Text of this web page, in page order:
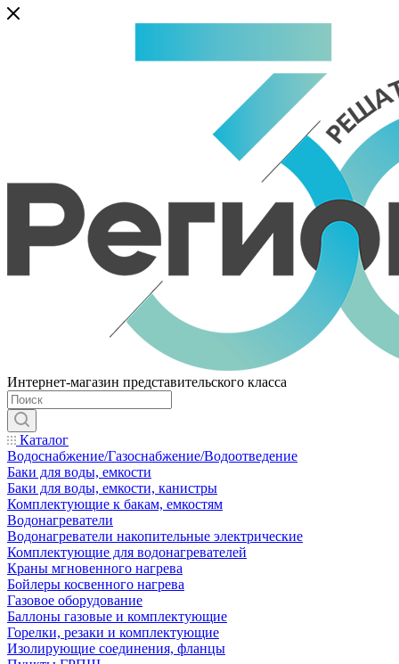
Интернет-магазин представительского класса
Каталог
Водоснабжение/Газоснабжение/Водоотведение
Баки для воды, емкости
Баки для воды, емкости, канистры
Комплектующие к бакам, емкостям
Водонагреватели
Водонагреватели накопительные электрические
Комплектующие для водонагревателей
Краны мгновенного нагрева
Бойлеры косвенного нагрева
Газовое оборудование
Баллоны газовые и комплектующие
Горелки, резаки и комплектующие
Изолирующие соединения, фланцы